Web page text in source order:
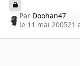
Par Doohan47
le 11 mai 200521